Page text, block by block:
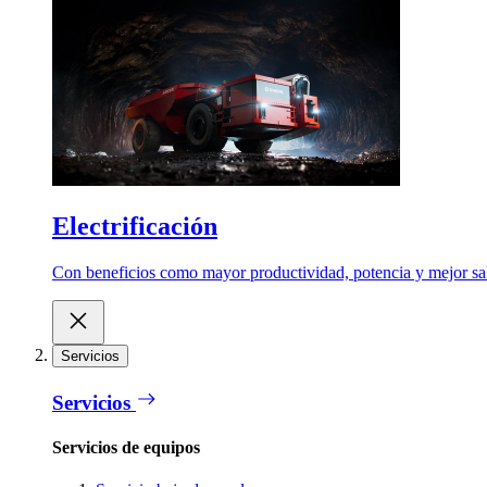
Electrificación
Con beneficios como mayor productividad, potencia y mejor
Servicios
Servicios
Servicios de equipos